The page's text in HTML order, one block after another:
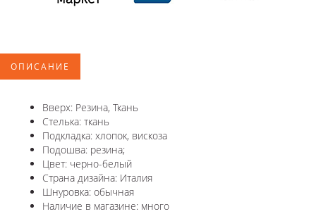
ОПИСАНИЕ
Вверх: Резина, Ткань
Стелька: ткань
Подкладка: хлопок, вискоза
Подошва: резина;
Цвет: черно-белый
Страна дизайна: Италия
Шнуровка: обычная
Наличие в магазине: много